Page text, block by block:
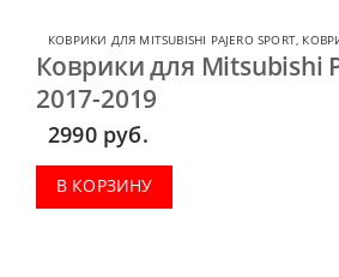
КОВРИКИ ДЛЯ MITSUBISHI PAJERO SPORT
Коврики для Mitsubishi
2017-2019
2990 руб.
В КОРЗИНУ